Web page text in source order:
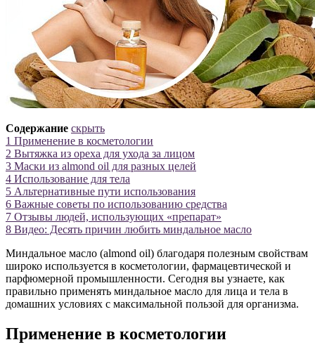
Содержание скрыть
1 Применение в косметологии
2 Вытяжка из ореха для ухода за лицом
3 Маски из almond oil для разных целей
4 Использование для тела
5 Альтернативные пути использования
6 Важные советы по использованию средства
7 Отзывы людей, использующих «препарат»
8 Видео: Десять причин любить миндальное масло
Миндальное масло (almond oil) благодаря полезным свойствам
широко используется в косметологии, фармацевтической и
парфюмерной промышленности. Сегодня вы узнаете, как
правильно применять миндальное масло для лица и тела в
домашних условиях с максимальной пользой для организма.
Применение в косметологии